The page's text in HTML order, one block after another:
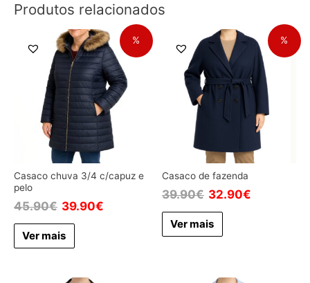
Produtos relacionados
%
Casaco chuva 3/4 c/capuz e
pelo
45.90€ 39.90€
Ver mais
%
Casaco de fazenda
39.90€ 32.90€
Ver mais